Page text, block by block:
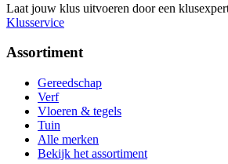
Laat jouw klus uitvoeren door een
Klusservice
Assortiment
Gereedschap
Verf
Vloeren & tegels
Tuin
Alle merken
Bekijk het assortiment